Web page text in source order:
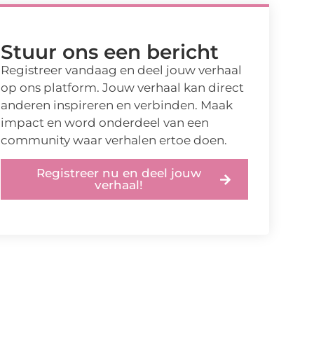
Stuur ons een bericht
Registreer vandaag en deel jouw verhaal
op ons platform. Jouw verhaal kan direct
anderen inspireren en verbinden. Maak
impact en word onderdeel van een
community waar verhalen ertoe doen.
Registreer nu en deel jouw
verhaal!